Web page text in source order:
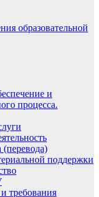
образовательной
и
процесса.
поддержки
требования